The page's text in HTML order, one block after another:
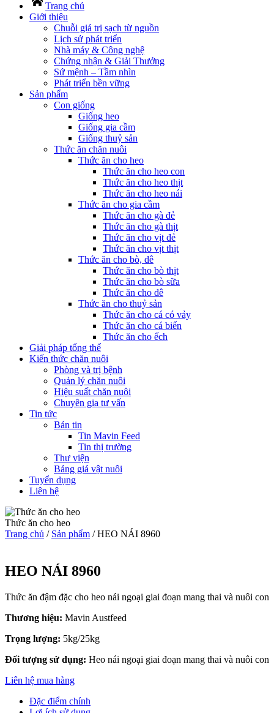
Trang chủ
Giới thiệu
Chuỗi giá trị sạch từ nguồn
Lịch sử phát triển
Nhà máy & Công nghệ
Chứng nhận & Giải Thưởng
Sứ mệnh – Tầm nhìn
Phát triển bền vững
Sản phẩm
Con giống
Giống heo
Giống gia cầm
Giống thuỷ sản
Thức ăn chăn nuôi
Thức ăn cho heo
Thức ăn cho heo con
Thức ăn cho heo thịt
Thức ăn cho heo nái
Thức ăn cho gia cầm
Thức ăn cho gà đẻ
Thức ăn cho gà thịt
Thức ăn cho vịt đẻ
Thức ăn cho vịt thịt
Thức ăn cho bò, dê
Thức ăn cho bò thịt
Thức ăn cho bò sữa
Thức ăn cho dê
Thức ăn cho thuỷ sản
Thức ăn cho cá có vảy
Thức ăn cho cá biển
Thức ăn cho ếch
Giải pháp tổng thể
Kiến thức chăn nuôi
Phòng và trị bệnh
Quản lý chăn nuôi
Hiệu suất chăn nuôi
Chuyên gia tư vấn
Tin tức
Bản tin
Tin Mavin Feed
Tin thị trường
Thư viện
Bảng giá vật nuôi
Tuyển dụng
Liên hệ
Thức ăn cho heo
Trang chủ / Sản phẩm /HEO NÁI 8960
HEO NÁI 8960
Thức ăn đậm đặc cho heo nái ngoại giai đoạn mang thai và nuôi con
Thương hiệu: Mavin Austfeed
Trọng lượng: 5kg/25kg
Đối tượng sử dụng: Heo nái ngoại giai đoạn mang thai và nuôi con
Liên hệ mua hàng
Đặc điểm chính